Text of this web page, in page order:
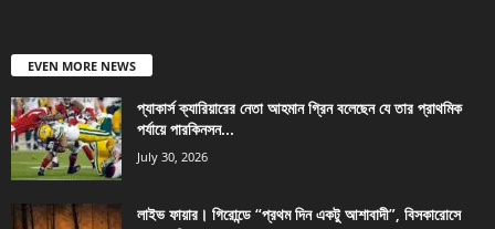
EVEN MORE NEWS
প্যাকার্স ক্যারিয়ারের নেতা আহমান গ্রিন বলেছেন যে তার প্রাথমিক
পর্যায়ে পারকিনসন...
July 30, 2026
লাইভ ফায়ার। গিরোন্ডে “প্রথম দিন একটু আশাবাদী”, বিসকারোসে